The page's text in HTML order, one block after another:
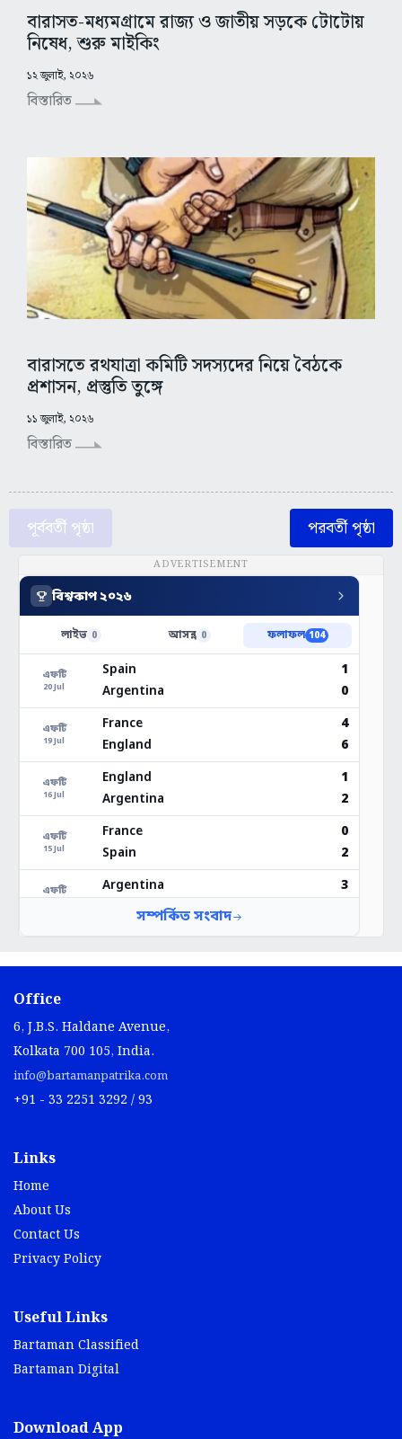
বারাসত-মধ্যমগ্রামে রাজ্য ও জাতীয় সড়কে টোটোয়
নিষেধ, শুরু মাইকিং
১২ জুলাই, ২০২৬
বিস্তারিত
বারাসতে রথযাত্রা কমিটি সদস্যদের নিয়ে বৈঠকে
প্রশাসন, প্রস্তুতি তুঙ্গে
১১ জুলাই, ২০২৬
বিস্তারিত
পূর্ববর্তী পৃষ্ঠা পরবর্তী পৃষ্ঠা
ADVERTISEMENT
Office
6, J.B.S. Haldane Avenue,
Kolkata 700 105, India.
info@bartamanpatrika.com
+91 - 33 2251 3292 / 93
Links
Home
About Us
Contact Us
Privacy Policy
Useful Links
Bartaman Classified
Bartaman Digital
Download App